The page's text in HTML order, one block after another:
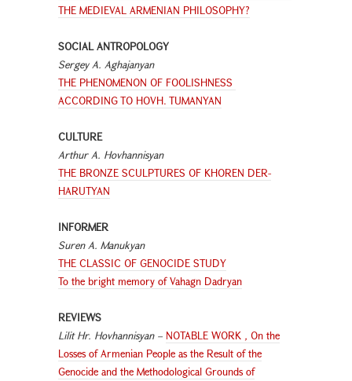
THE MEDIEVAL ARMENIAN PHILOSOPHY?
SOCIAL ANTROPOLOGY
Sergey A. Aghajanyan
THE PHENOMENON OF FOOLISHNESS
ACCORDING TO HOVH. TUMANYAN
CULTURE
Arthur A. Hovhannisyan
THE BRONZE SCULPTURES OF KHOREN DER-
HARUTYAN
INFORMER
Suren A. Manukyan
THE CLASSIC OF GENOCIDE STUDY
To the bright memory of Vahagn Dadryan
REVIEWS
Lilit Hr. Hovhannisyan – NOTABLE WORK , On the
Losses of Armenian People as the Result of the
Genocide and the Methodological Grounds of